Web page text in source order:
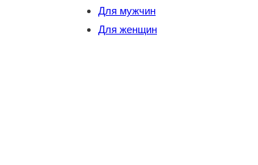
Для мужчин
Для женщин